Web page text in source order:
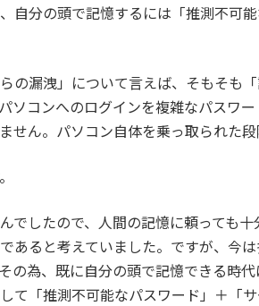
自分の頭で記憶するには「推測不可
の漏洩」について言えば、そもそも
ソコンへのログインを複雑なパスワ
ん。パソコン自体を乗っ取られた段
でしたので、人間の記憶に頼っても
あると考えていました。ですが、今
の為、既に自分の頭で記憶できる時
て「推測不可能なパスワード」＋「